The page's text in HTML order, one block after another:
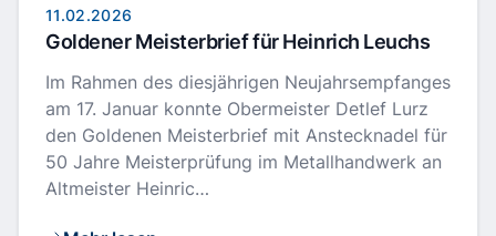
11.02.2026
Goldener Meisterbrief für Heinrich Leuchs
Im Rahmen des diesjährigen Neujahrsempfanges
am 17. Januar konnte Obermeister Detlef Lurz
den Goldenen Meisterbrief mit Anstecknadel für
50 Jahre Meisterprüfung im Metallhandwerk an
Altmeister Heinric…